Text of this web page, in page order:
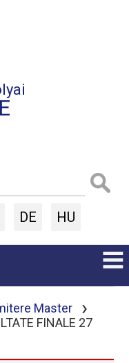
DE HU
Master ›
FINALE 27